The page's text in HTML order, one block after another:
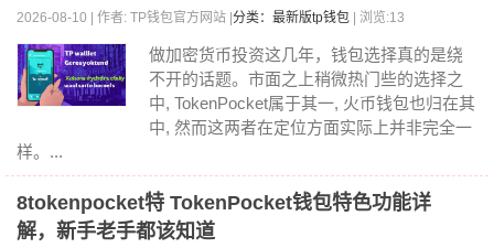
2026-08-10 | 作者: TP钱包官方网站 | 分类：最新版tp钱包 | 浏览:13
做加密货币投资这几年，钱包选择真的是绕
不开的话题。市面之上稍微热门些的选择之
中, TokenPocket属于其一, 火币钱包也归在其
中, 然而这两者在定位方面实际上并非完全一
样。...
8tokenpocket特 TokenPocket钱包特色功能详
解，新手老手都该知道